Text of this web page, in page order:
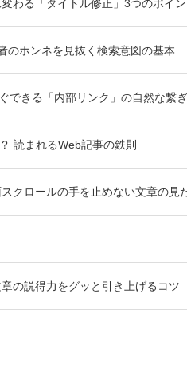
わる「タイトル修正」3つのポイン
のホンネを見抜く検索意図の基本
できる「内部リンク」の自然な繋
読まれるWeb記事の鉄則
クロールの手を止めない文章の見
の説得力をグッと引き上げるコツ